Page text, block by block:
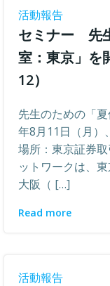
活動報告
セミナー 先
室：東京」を
12）
先生のための「
年8月11日（月）
場所：東京証券
ットワークは、
大阪（ […]
Read more
活動報告